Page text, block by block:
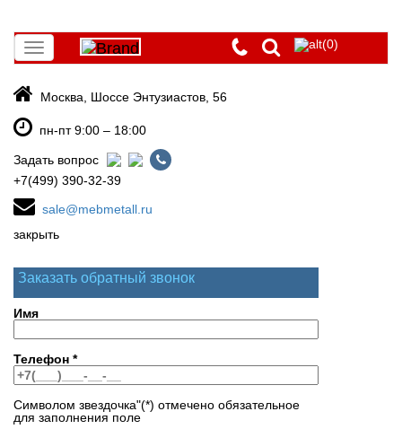
Toggle
navigation
(0)
Москва, Шоссе Энтузиастов, 56
пн-пт 9:00 – 18:00
Задать вопрос
+7(499) 390-32-39
sale@mebmetall.ru
закрыть
Заказать обратный звонок
Имя
Телефон *
Символом звездочка"(*) отмечено обязательное
для заполнения поле